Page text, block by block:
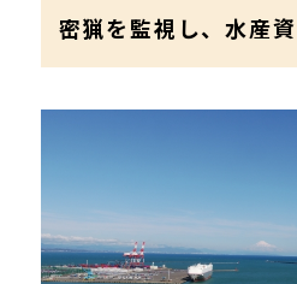
密猟を監視し、水産